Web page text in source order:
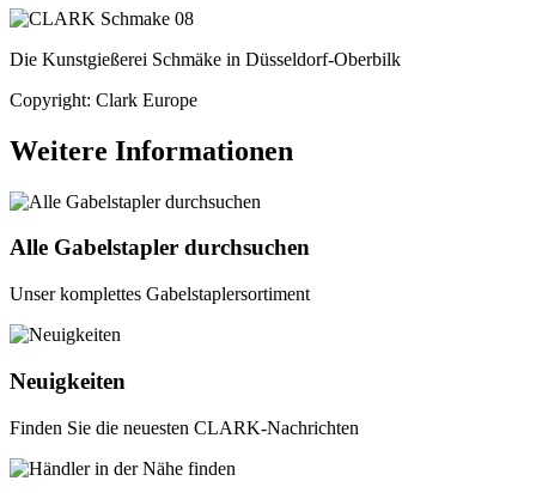
Die Kunstgießerei Schmäke in Düsseldorf-Oberbilk
Copyright: Clark Europe
Weitere Informationen
Alle Gabelstapler durchsuchen
Unser komplettes Gabelstaplersortiment
Neuigkeiten
Finden Sie die neuesten CLARK-Nachrichten